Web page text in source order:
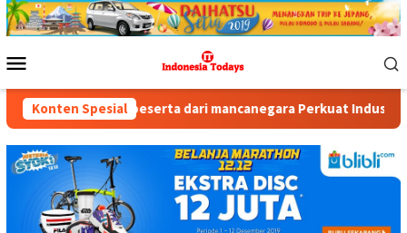
Loncat
ke
Mobile
Konten Spesial
peserta dari mancanegara Perkuat Industri Taman Rekreasi